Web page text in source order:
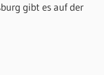
gibt es auf der